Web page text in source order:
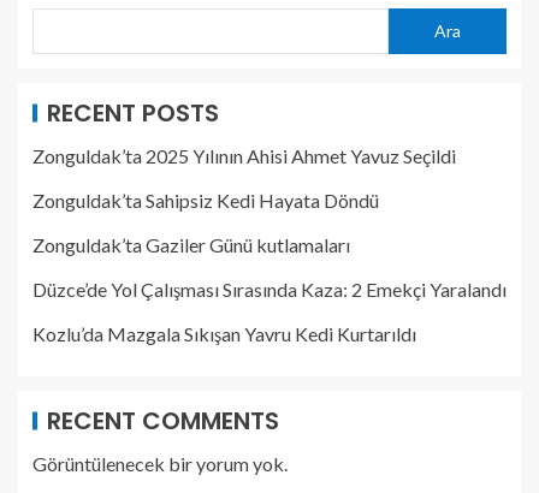
Ara
RECENT POSTS
Zonguldak’ta 2025 Yılının Ahisi Ahmet Yavuz Seçildi
Zonguldak’ta Sahipsiz Kedi Hayata Döndü
Zonguldak’ta Gaziler Günü kutlamaları
Düzce’de Yol Çalışması Sırasında Kaza: 2 Emekçi Yaralandı
Kozlu’da Mazgala Sıkışan Yavru Kedi Kurtarıldı
RECENT COMMENTS
Görüntülenecek bir yorum yok.